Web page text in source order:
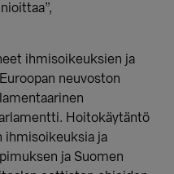
”,
ihmisoikeuksien ja
neuvoston
Hoitokäytäntö
ihmisoikeuksia ja
ja Suomen